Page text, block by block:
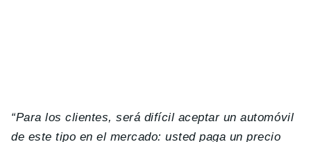
“Para los clientes, será difícil aceptar un automóvil
de este tipo en el mercado: usted paga un precio